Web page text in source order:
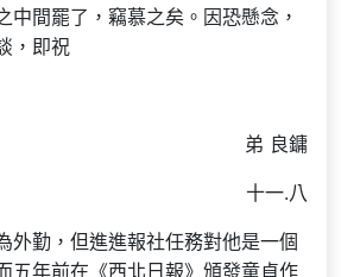
中間罷了，竊慕之矣。因恐懸念，
，即祝
弟 良鏞
十一.八
外勤，但進進報社任務對他是一個
五年前在《西北日報》頒發童貞作